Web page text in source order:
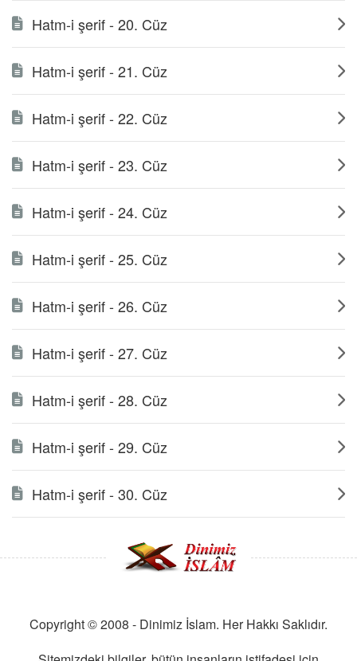
Hatm-i şerif - 20. Cüz
Hatm-i şerif - 21. Cüz
Hatm-i şerif - 22. Cüz
Hatm-i şerif - 23. Cüz
Hatm-i şerif - 24. Cüz
Hatm-i şerif - 25. Cüz
Hatm-i şerif - 26. Cüz
Hatm-i şerif - 27. Cüz
Hatm-i şerif - 28. Cüz
Hatm-i şerif - 29. Cüz
Hatm-i şerif - 30. Cüz
Copyright © 2008 - Dinimiz İslam. Her Hakkı Saklıdır.